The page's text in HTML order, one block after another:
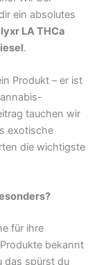
ein absolutes
LA THCa
.
Produkt – er ist
tauchen wir
exotische
die wichtigste
für ihre
bekannt
das spürst du